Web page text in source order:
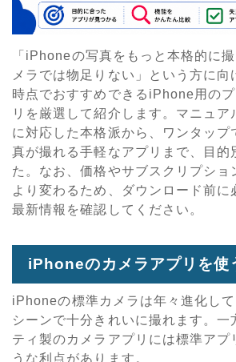
「iPhoneの写真をもっと本格的に
メラでは物足りない」という方に向
時点でおすすめできるiPhone用の
リを厳選して紹介します。マニュア
に対応した本格派から、ワンタップ
真が撮れる手軽なアプリまで、目的
た。なお、価格やサブスクリプショ
より変わるため、ダウンロード前
最新情報を確認してください。
iPhoneのカメラアプリを使
iPhoneの標準カメラは年々進化し
シーンで十分きれいに撮れます。一
ティ製のカメラアプリには標準アプ
うな利点があります。